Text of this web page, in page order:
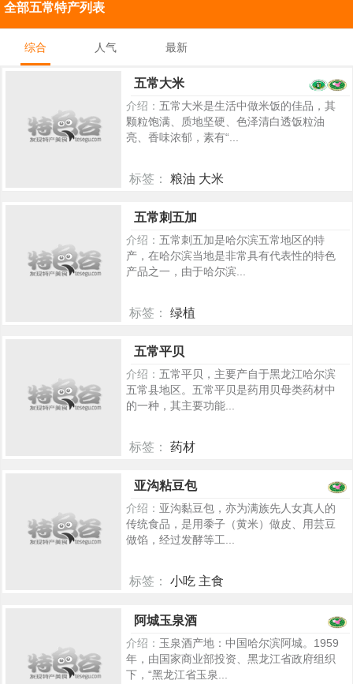
全部五常特产列表
综合 人气 最新
五常大米
介绍： 五常大米是生活中做米饭的佳品，其
颗粒饱满、质地坚硬、色泽清白透饭粒油
亮、香味浓郁，素有“...
标签： 粮油 大米
五常刺五加
介绍： 五常刺五加是哈尔滨五常地区的特
产，在哈尔滨当地是非常具有代表性的特色
产品之一，由于哈尔滨...
标签： 绿植
五常平贝
介绍： 五常平贝，主要产自于黑龙江哈尔滨
五常县地区。五常平贝是药用贝母类药材中
的一种，其主要功能...
标签： 药材
亚沟粘豆包
介绍： 亚沟黏豆包，亦为满族先人女真人的
传统食品，是用黍子（黄米）做皮、用芸豆
做馅，经过发酵等工...
标签： 小吃 主食
阿城玉泉酒
介绍： 玉泉酒产地：中国哈尔滨阿城。1959
年，由国家商业部投资、黑龙江省政府组织
下，“黑龙江省玉泉...